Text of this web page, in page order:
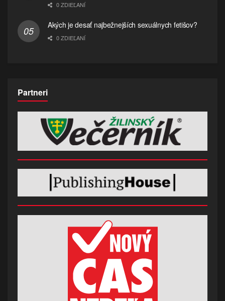
0 ZDIEĽANÍ
Akých je desať najbežnejších sexuálnych fetišov?
0 ZDIEĽANÍ
Partneri